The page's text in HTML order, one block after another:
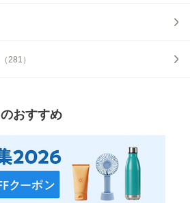
（281 ）
のおすすめ